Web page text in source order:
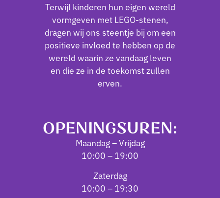
Terwijl kinderen hun eigen wereld
vormgeven met LEGO-stenen,
dragen wij ons steentje bij om een
​​positieve invloed te hebben op de
wereld waarin ze vandaag leven
en die ze in de toekomst zullen
erven.
OPENINGSUREN:
Maandag – Vrijdag
10:00 – 19:00
Zaterdag
10:00 – 19:30